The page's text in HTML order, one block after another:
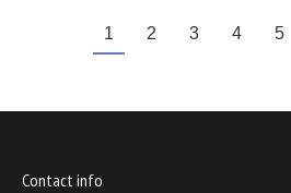
1 2 3 4 5
Contact info